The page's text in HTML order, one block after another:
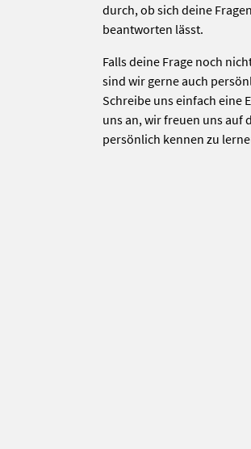
durch, ob sich deine
beantworten lässt.
Falls deine Frage noch
sind wir gerne auch
Schreibe uns einfach eine
uns an, wir freuen uns auf
persönlich kennen zu